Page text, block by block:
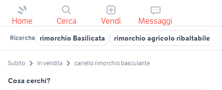
Home Cerca Vendi Messaggi
Ricerche rimorchio Basilicata rimorchio agricolo ribaltabile
Subito In vendita carrello rimorchio basculante
Cosa cerchi?